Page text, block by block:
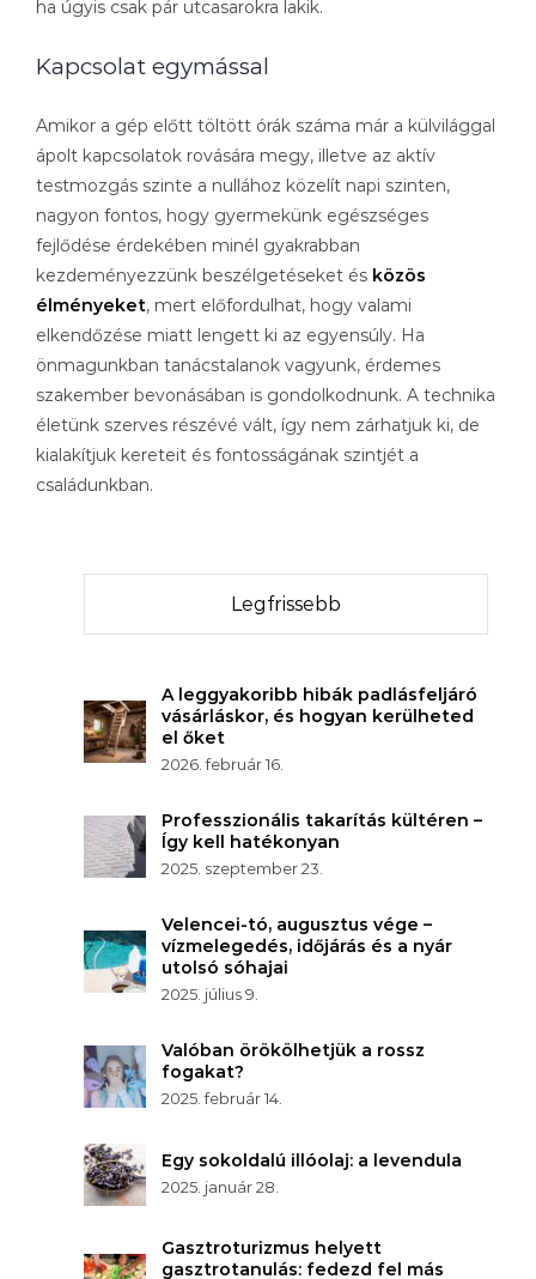
ha úgyis csak pár utcasarokra lakik.
Kapcsolat egymással
Amikor a gép előtt töltött órák száma már a külvilággal
ápolt kapcsolatok rovására megy, illetve az aktív
testmozgás szinte a nullához közelít napi szinten,
nagyon fontos, hogy gyermekünk egészséges
fejlődése érdekében minél gyakrabban
kezdeményezzünk beszélgetéseket és közös
élményeket, mert előfordulhat, hogy valami
elkendőzése miatt lengett ki az egyensúly. Ha
önmagunkban tanácstalanok vagyunk, érdemes
szakember bevonásában is gondolkodnunk. A technika
életünk szerves részévé vált, így nem zárhatjuk ki, de
kialakítjuk kereteit és fontosságának szintjét a
családunkban.
Legfrissebb
A leggyakoribb hibák padlásfeljáró
vásárláskor, és hogyan kerülheted
el őket
2026. február 16.
Professzionális takarítás kültéren –
Így kell hatékonyan
2025. szeptember 23.
Velencei-tó, augusztus vége –
vízmelegedés, időjárás és a nyár
utolsó sóhajai
2025. július 9.
Valóban örökölhetjük a rossz
fogakat?
2025. február 14.
Egy sokoldalú illóolaj: a levendula
2025. január 28.
Gasztroturizmus helyett
gasztrotanulás: fedezd fel más